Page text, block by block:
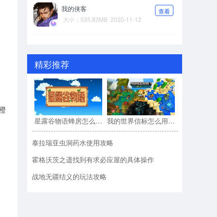
我的侠客
大小：535.83MB 2020-11-12
查看
精彩推荐
星露谷物语蜂房怎么用?星露谷物语蜂房的使用方法 我的世界信标怎么用?我的世界信标的使用方法
泰拉瑞亚虫洞药水使用攻略
霍格沃茨之遗找到有求必应屋的具体操作
战地无疆结义的玩法攻略